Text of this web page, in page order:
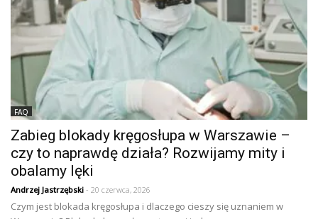
FAQ
Zabieg blokady kręgosłupa w Warszawie –
czy to naprawdę działa? Rozwijamy mity i
obalamy lęki
Andrzej Jastrzębski - 20 czerwca, 2026
Czym jest blokada kręgosłupa i dlaczego cieszy się uznaniem w